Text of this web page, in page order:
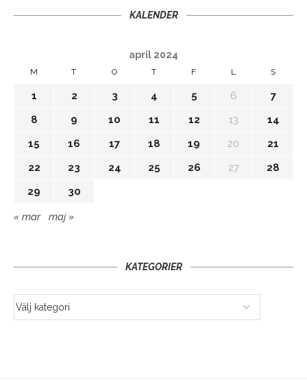
KALENDER
april 2024
M T O T F L S
1 2 3 4 5 6
7
8
9 10 11 12 13
14
15
16 17 18 19 20
21
22
23 24 25 26 27
28
29
30
« mar maj »
KATEGORIER